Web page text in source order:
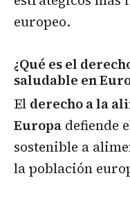
europeo.
¿Qué es el
saludable en
El derecho a la
Europa defiende
sostenible a
la población